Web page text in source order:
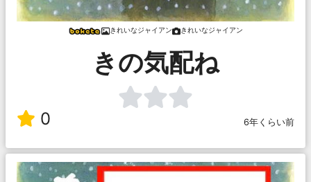
きれいなジャイアン きれいなジャイアン
きの気配ね
0 6年くらい前